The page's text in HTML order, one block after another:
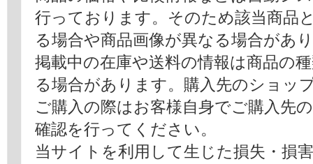
行っております。そのため該当商品
る場合や商品画像が異なる場合があ
掲載中の在庫や送料の情報は商品の
る場合があります。購入先のショッ
ご購入の際はお客様自身でご購入先
確認を行ってください。
当サイトを利用して生じた損失・損